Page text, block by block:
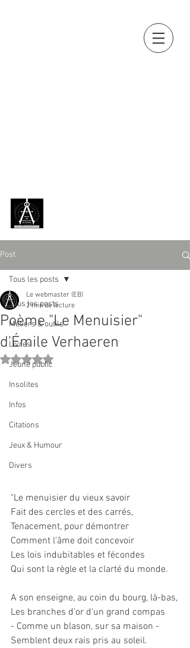
Post
Tous les posts
Métiers & outils
Livres
Jeune public
Insolites
Infos
Citations
Jeux & Humour
Divers
Tous les posts
Poème "Le Menuisier"
d'Émile Verhaeren
Le webmaster (EB)
2 min de lecture
Noté NaN étoiles sur 5.
"Le menuisier du vieux savoir
Fait des cercles et des carrés,
Tenacement, pour démontrer
Comment l'âme doit concevoir
Les lois indubitables et fécondes
Qui sont la règle et la clarté du monde.
A son enseigne, au coin du bourg, là-bas,
Les branches d'or d'un grand compas
- Comme un blason, sur sa maison -
Semblent deux rais pris au soleil.